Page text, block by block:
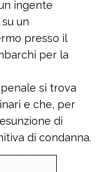
ingente
un
presso il
per la
si trova
e che, per
di
di condanna.